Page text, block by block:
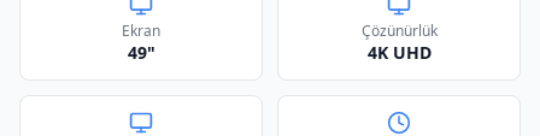
Ekran
49"
Çözünürlük
4K UHD